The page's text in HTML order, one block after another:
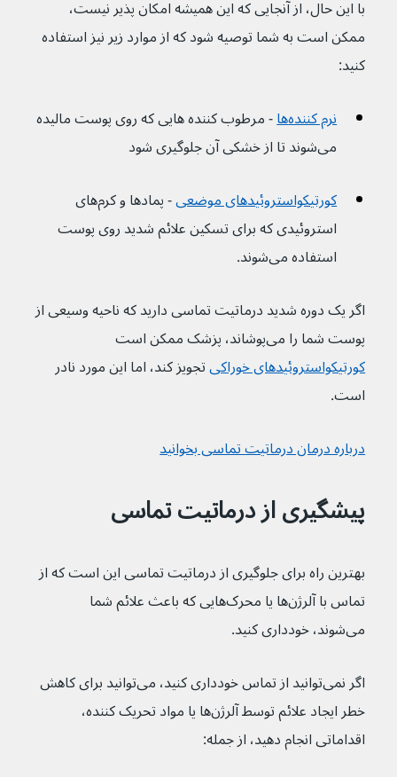
با این حال، از آنجایی که این همیشه امکان پذیر نیست،
ممکن است به شما توصیه شود که از موارد زیر نیز استفاده
کنید:
نرم کننده‌ها - مرطوب کننده هایی که روی پوست مالیده
می‌شوند تا از خشکی آن جلوگیری شود
کورتیکواستروئیدهای موضعی
- پمادها و کرم‌های
استروئیدی که برای تسکین علائم شدید روی پوست
استفاده می‌شوند.
اگر یک دوره شدید درماتیت تماسی دارید که ناحیه وسیعی از
پوست شما را می‌پوشاند، پزشک ممکن است
کورتیکواستروئیدهای خوراکی تجویز کند، اما این مورد نادر
است.
درباره درمان درماتیت تماسی بخوانید
پیشگیری از درماتیت تماسی
بهترین راه برای جلوگیری از درماتیت تماسی این است که از
تماس با آلرژن‌ها یا محرک‌هایی که باعث علائم شما
می‌شوند، خودداری کنید.
اگر نمی‌توانید از تماس خودداری کنید، می‌توانید برای کاهش
خطر ایجاد علائم توسط آلرژن‌ها یا مواد تحریک کننده،
اقداماتی انجام دهید، از جمله: